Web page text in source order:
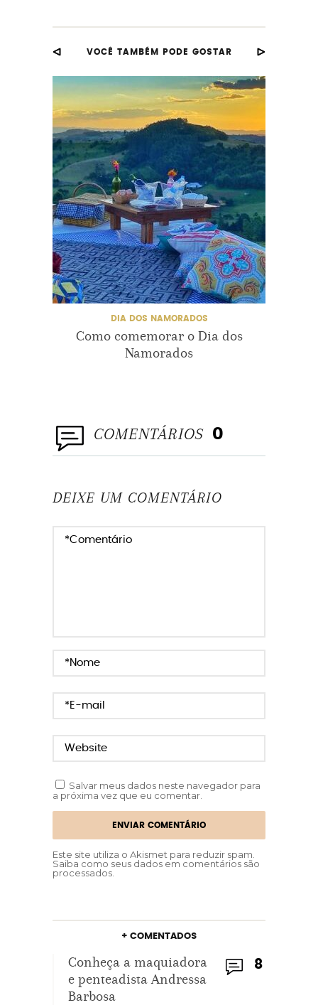
VOCÊ TAMBÉM PODE GOSTAR
DIA DOS NAMORADOS
Como comemorar o Dia dos
Namorados
COMENTÁRIOS 0
DEIXE UM COMENTÁRIO
Salvar meus dados neste navegador para
a próxima vez que eu comentar.
Este site utiliza o Akismet para reduzir spam.
Saiba como seus dados em comentários são
processados
+ COMENTADOS
8
Conheça a maquiadora
e penteadista Andressa
Barbosa